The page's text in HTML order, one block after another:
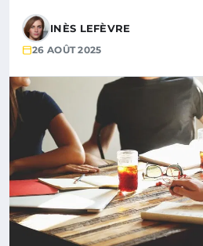
INÈS LEFÈVRE
26 AOÛT 2025